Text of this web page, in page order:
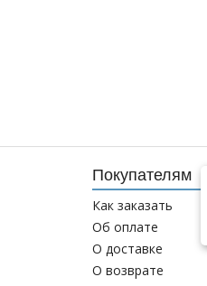
Покупателям
Как заказать
Об оплате
О доставке
О возврате